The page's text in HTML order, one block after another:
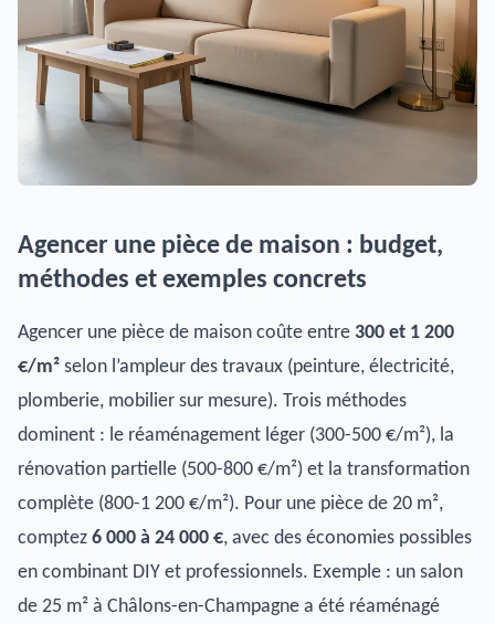
Agencer une pièce de maison : budget,
méthodes et exemples concrets
Agencer une pièce de maison coûte entre 300 et 1 200
€/m² selon l’ampleur des travaux (peinture, électricité,
plomberie, mobilier sur mesure). Trois méthodes
dominent : le réaménagement léger (300-500 €/m²), la
rénovation partielle (500-800 €/m²) et la transformation
complète (800-1 200 €/m²). Pour une pièce de 20 m²,
comptez 6 000 à 24 000 €, avec des économies possibles
en combinant DIY et professionnels. Exemple : un salon
de 25 m² à Châlons-en-Champagne a été réaménagé